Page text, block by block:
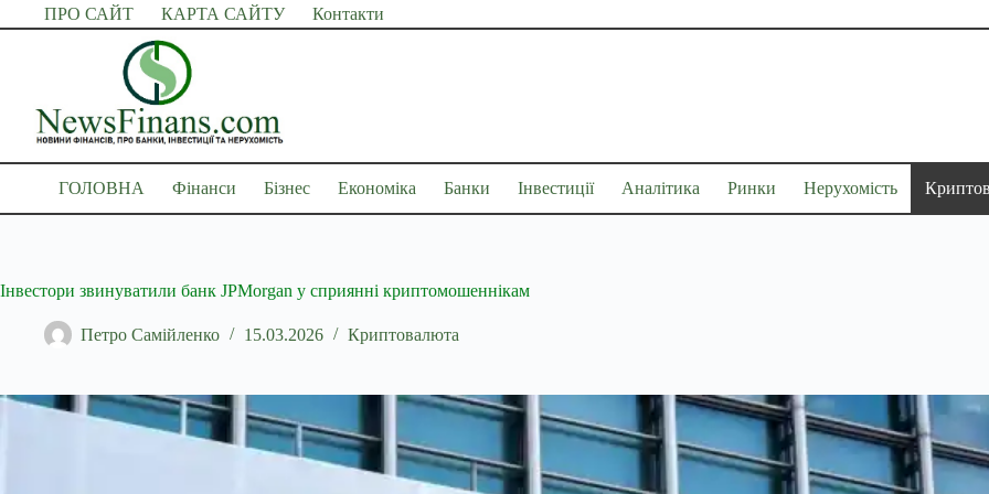
Перейти
до
ПРО САЙТ КАРТА САЙТУ Контакти
ГОЛОВНА Фінанси Бізнес Економіка Банки Інвестиції Аналітика Ринки Нерухомість
Інвестори звинуватили банк JPMorgan у сприянні криптомошеннікам
Петро Самійленко 15.03.2026 Криптовалюта